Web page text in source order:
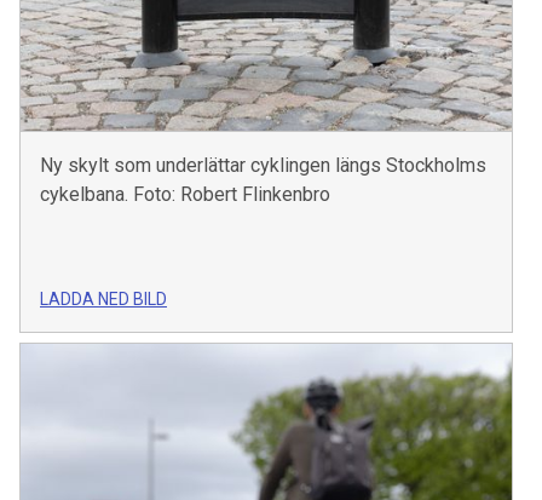
Ny skylt som underlättar cyklingen längs Stockholms
cykelbana. Foto: Robert Flinkenbro
LADDA NED BILD